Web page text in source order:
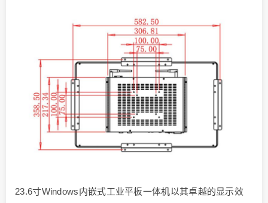
23.6寸Windows内嵌式工业平板一体机以其卓越的显示效